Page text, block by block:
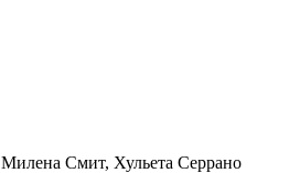
Милена Смит, Хульета Серрано